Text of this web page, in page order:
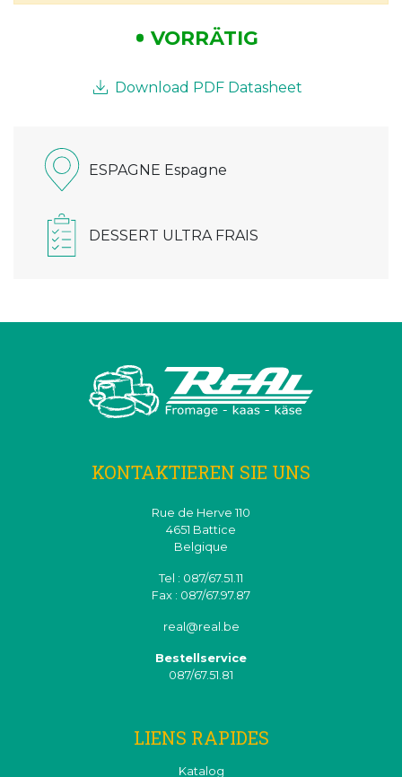
VORRÄTIG
Download PDF Datasheet
ESPAGNE Espagne
DESSERT ULTRA FRAIS
KONTAKTIEREN SIE UNS
Rue de Herve 110
4651 Battice
Belgique
Tel : 087/67.51.11
Fax : 087/67.97.87
real@real.be
Bestellservice
087/67.51.81
LIENS RAPIDES
Katalog